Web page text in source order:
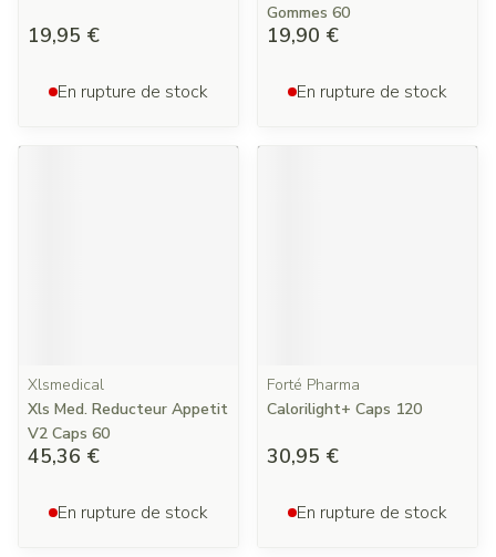
19,95 €
En rupture de stock
Gommes 60
19,90 €
En rupture de stock
Xlsmedical
Xls Med. Reducteur Appetit
V2 Caps 60
45,36 €
En rupture de stock
Forté Pharma
Calorilight+ Caps 120
30,95 €
En rupture de stock